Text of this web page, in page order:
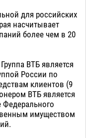
для российских
насчитывает
более чем в 20
ВТБ является
России по
клиентов (9
ВТБ является
Федерального
имуществом